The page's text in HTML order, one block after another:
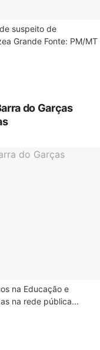
suspeito de
Grande Fonte: PM/MT
do Garças
na Educação e
na rede pública...